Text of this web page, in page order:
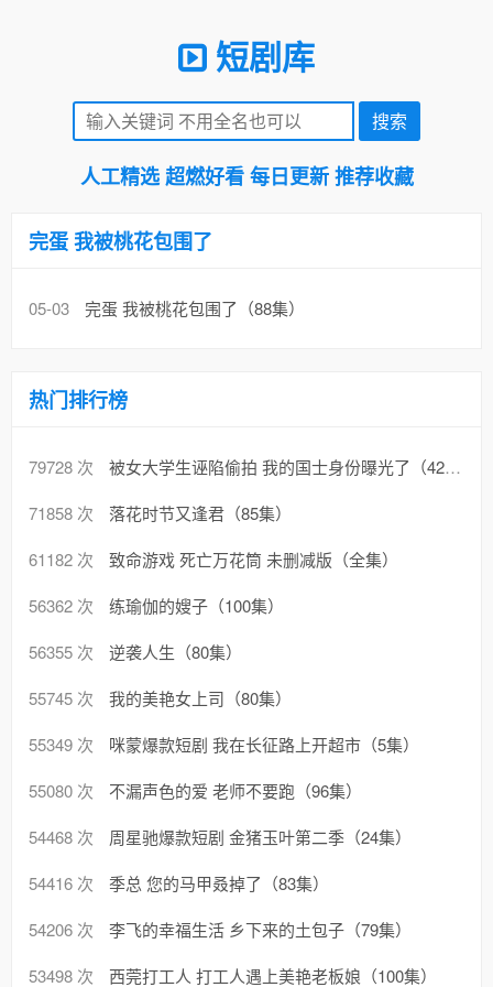
短剧库
人工精选 超燃好看 每日更新 推荐收藏
完蛋 我被桃花包围了
05-03 完蛋 我被桃花包围了（88集）
热门排行榜
79728 次
被女大学生诬陷偷拍 我的国士身份曝光了（42集）
71858 次
落花时节又逢君（85集）
61182 次
致命游戏 死亡万花筒 未删减版（全集）
56362 次
练瑜伽的嫂子（100集）
56355 次
逆袭人生（80集）
55745 次
我的美艳女上司（80集）
55349 次
咪蒙爆款短剧 我在长征路上开超市（5集）
55080 次
不漏声色的爱 老师不要跑（96集）
54468 次
周星驰爆款短剧 金猪玉叶第二季（24集）
54416 次
季总 您的马甲叒掉了（83集）
54206 次
李飞的幸福生活 乡下来的土包子（79集）
53498 次
西莞打工人 打工人遇上美艳老板娘（100集）